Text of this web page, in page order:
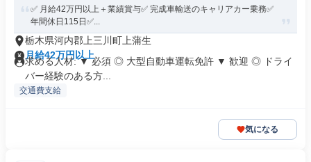
✅️ 月給42万円以上＋業績賞与✅️ 完成車輸送のキャリアカー乗務✅️
年間休日115日✅...
栃木県河内郡上三川町上蒲生
月給42万円以上
求める人材: ▼ 必須 ◎ 大型自動車運転免許 ▼ 歓迎 ◎ ドライ
バー経験のある方...
交通費支給
気になる